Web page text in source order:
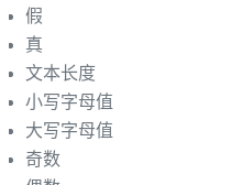
假
真
文本长度
小写字母值
大写字母值
奇数